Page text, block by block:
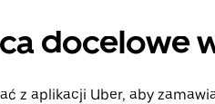
docelowe
z aplikacji Uber, aby